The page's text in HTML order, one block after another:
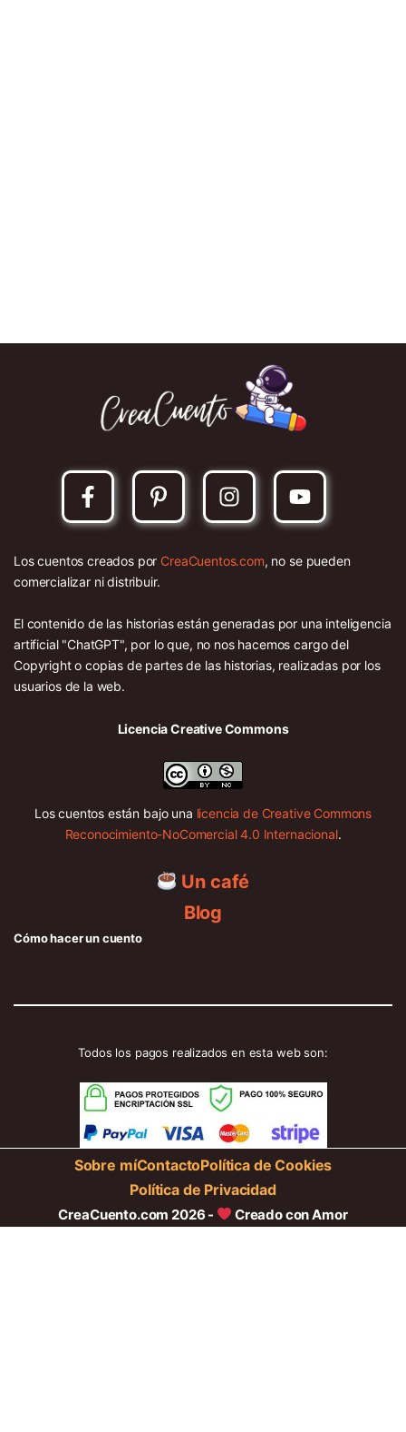
Los cuentos creados por CreaCuentos.com, no se pueden
comercializar ni distribuir.
El contenido de las historias están generadas por una inteligencia
artificial "ChatGPT", por lo que, no nos hacemos cargo del
Copyright o copias de partes de las historias, realizadas por los
usuarios de la web.
Licencia Creative Commons
Los cuentos están bajo una licencia de Creative Commons
Reconocimiento-NoComercial 4.0 Internacional.
Un café
Blog
Cómo hacer un cuento
Todos los pagos realizados en esta web son:
Sobre míContactoPolítica de Cookies
Política de Privacidad
CreaCuento.com 2026 - Creado con Amor